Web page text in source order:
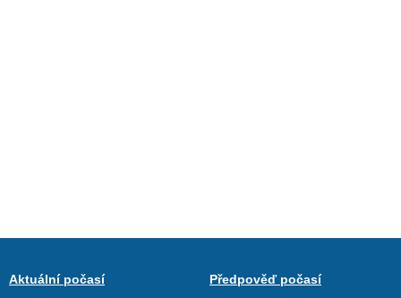
Aktuální počasí
Předpověď počasí